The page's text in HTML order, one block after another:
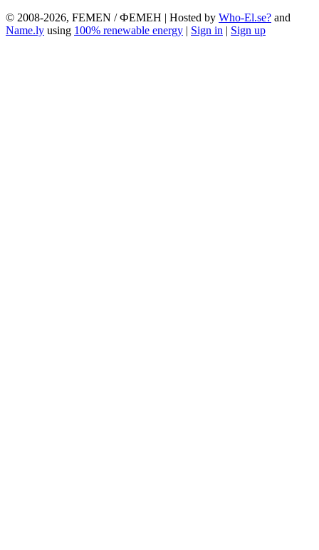
© 2008-2026, FEMEN / ФЕМЕН | Hosted by Who-El.se? and
Name.ly using 100% renewable energy | Sign in | Sign up